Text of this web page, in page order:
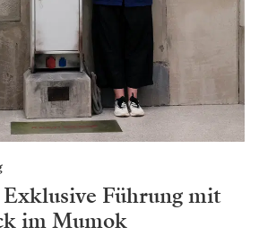
Führung mit
im Mumok